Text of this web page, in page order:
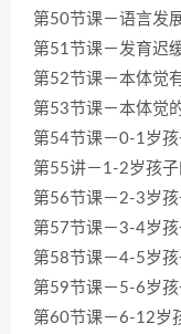
第50节课－语言发
第51节课－发育迟
第52节课－本体觉
第53节课－本体觉
第54节课－0-1岁
第55讲－1-2岁孩
第56节课－2-3岁
第57节课－3-4岁
第58节课－4-5岁
第59节课－5-6岁
第60节课－6-12岁